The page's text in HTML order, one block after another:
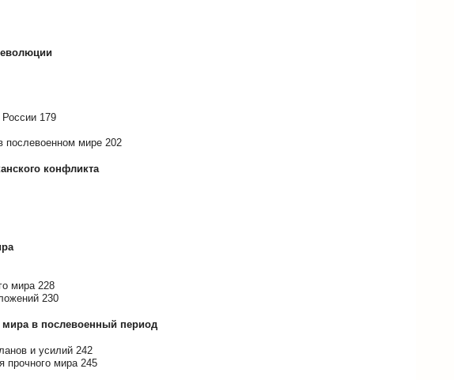
179
послевоенном мире 202
конфликта
мира 228
230
мира в послевоенный период
и усилий 242
прочного мира 245